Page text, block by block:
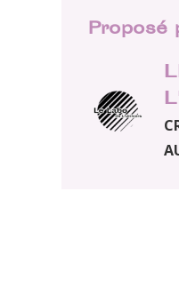
Proposé